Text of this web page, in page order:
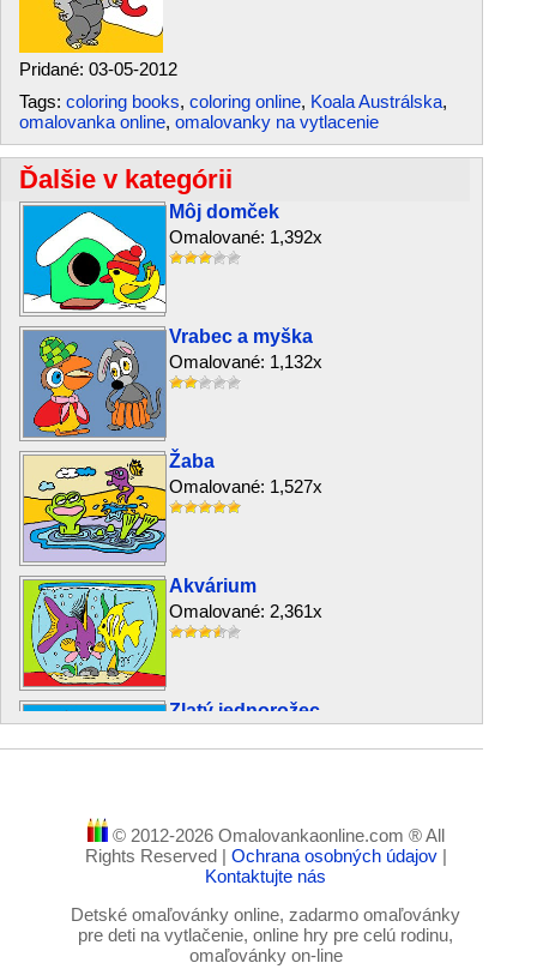
Pridané: 03-05-2012
Tags: coloring books, coloring online, Koala Austrálska,
omalovanka online, omalovanky na vytlacenie
Ďalšie v kategórii
Môj domček
Omalované: 1,392x
Vrabec a myška
Omalované: 1,132x
Žaba
Omalované: 1,527x
Akvárium
Omalované: 2,361x
Zlatý jednorožec
Mačička a šteniatko
Omalované: 2,469x
Vtáčie hniezdo
© 2012-2026 Omalovankaonline.com ® All
Rights Reserved | Ochrana osobných údajov |
Kontaktujte nás
Detské omaľovánky online, zadarmo omaľovánky
pre deti na vytlačenie, online hry pre celú rodinu,
omaľovánky on-line